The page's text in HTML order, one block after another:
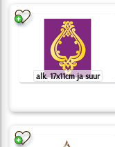
alk. 17x11cm ja suur